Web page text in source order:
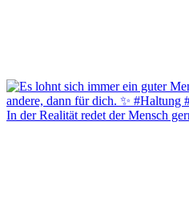
In der Realität redet der Mensch